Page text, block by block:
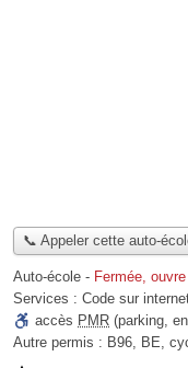
📞 Appeler cette auto-
Auto-école - Fermée,
Services : Code sur
accès PMR (parking,
Autre permis : B96, BE,